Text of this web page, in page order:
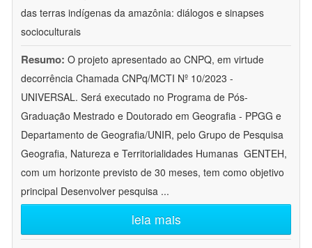
das terras indígenas da amazônia: diálogos e sinapses
socioculturais
Resumo: O projeto apresentado ao CNPQ, em virtude
decorrência Chamada CNPq/MCTI Nº 10/2023 -
UNIVERSAL. Será executado no Programa de Pós-
Graduação Mestrado e Doutorado em Geografia - PPGG e
Departamento de Geografia/UNIR, pelo Grupo de Pesquisa
Geografia, Natureza e Territorialidades Humanas  GENTEH,
com um horizonte previsto de 30 meses, tem como objetivo
principal Desenvolver pesquisa ...
leia mais